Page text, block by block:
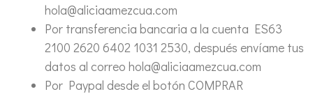
hola@aliciaamezcua.com
Por transferencia bancaria a la cuenta ES63
2100 2620 6402 1031 2530, después envíame tus
datos al correo hola@aliciaamezcua.com
Por Paypal desde el botón COMPRAR